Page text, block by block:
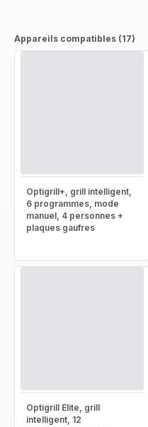
Appareils compatibles (17)
Optigrill+, grill intelligent,
6 programmes, mode
manuel, 4 personnes +
plaques gaufres
Optigrill Elite, grill
intelligent, 12